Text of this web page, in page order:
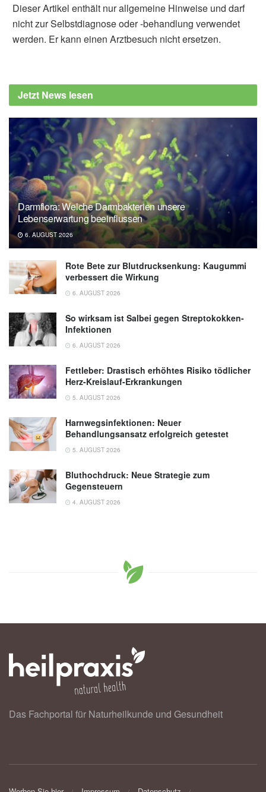
cuts the risk of bowel cancer by 12% 'by
reducing inflammation in the body', (Abruf:
Dieser Artikel enthält nur allgemeine Hinweise und darf
nicht zur Selbstdiagnose oder -behandlung verwendet
werden. Er kann einen Arztbesuch nicht ersetzen.
Jetzt News lesen
Darmflora: Welche Darmbakterien unsere
Lebenserwartung beeinflussen
6. AUGUST 2026
Rote Bete zur Blutdrucksenkung: Kaugummi
verbessert die Wirkung
6. AUGUST 2026
So wirksam ist Salbei gegen Streptokokken-
Infektionen
6. AUGUST 2026
Fettleber: Drastisch erhöhtes Risiko tödlicher
Herz-Kreislauf-Erkrankungen
5. AUGUST 2026
Harnwegsinfektionen: Neuer
Behandlungsansatz erfolgreich getestet
5. AUGUST 2026
Bluthochdruck: Neue Strategie zum
Gegensteuern
4. AUGUST 2026
Das Fachportal für Naturheilkunde und Gesundheit